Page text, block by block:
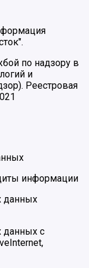
по надзору в
и
Реестровая
информации
данных
данных с